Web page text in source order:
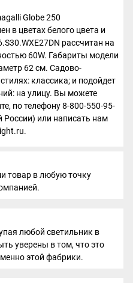
Globe 250
в цветах белого цвета и
рассчитан на
60W. Габариты модели
62 см. Садово-
классика; и подойдет
на улицу. Вы можете
по телефону 8-800-550-95-
России) или написать нам
товар в любую точку
любой светильник в
уверены в том, что это
этой фабрики.